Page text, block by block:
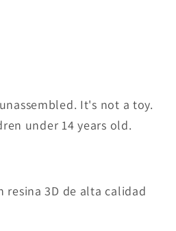
It's not a toy.
under 14 years old.
resina 3D de alta calidad